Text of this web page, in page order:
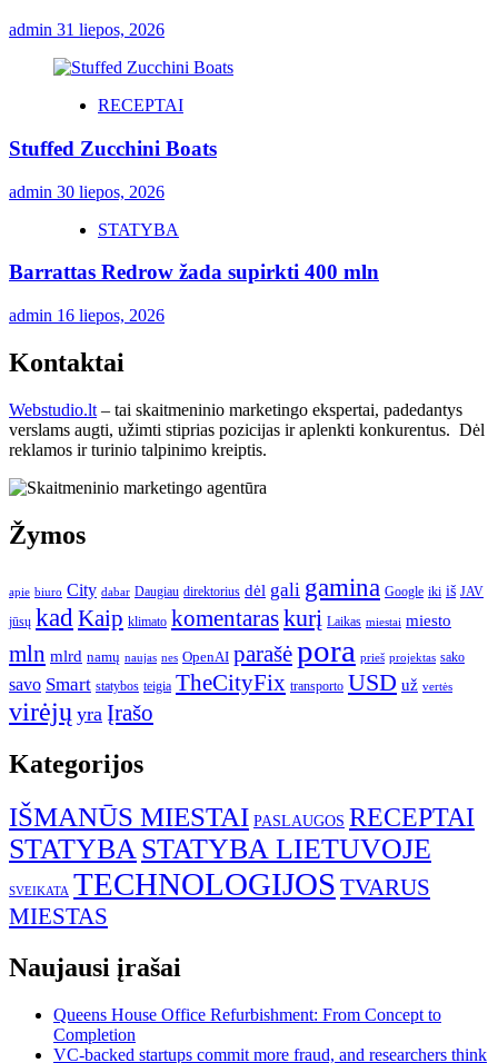
admin 31 liepos, 2026
RECEPTAI
Stuffed Zucchini Boats
admin 30 liepos, 2026
STATYBA
Barrattas Redrow žada supirkti 400 mln
admin 16 liepos, 2026
Kontaktai
Webstudio.lt – tai skaitmeninio marketingo ekspertai, padedantys
verslams augti, užimti stiprias pozicijas ir aplenkti konkurentus. Dėl
reklamos ir turinio talpinimo kreiptis.
Žymos
apie biuro City dabar Daugiau direktorius dėl gali gamina Google iki iš JAV
jūsų kad Kaip klimato komentaraskurį Laikas miestai miesto
mln mlrd namų naujas nes OpenAI parašėpora prieš projektas sako
savo Smart statybos teigia TheCityFix transporto USD už vertės
virėjų yra Įrašo
Kategorijos
IŠMANŪS MIESTAI PASLAUGOS RECEPTAI
STATYBASTATYBA LIETUVOJE
SVEIKATA TECHNOLOGIJOS TVARUS
MIESTAS
Naujausi įrašai
Queens House Office Refurbishment: From Concept to
Completion
VC-backed startups commit more fraud, and researchers think